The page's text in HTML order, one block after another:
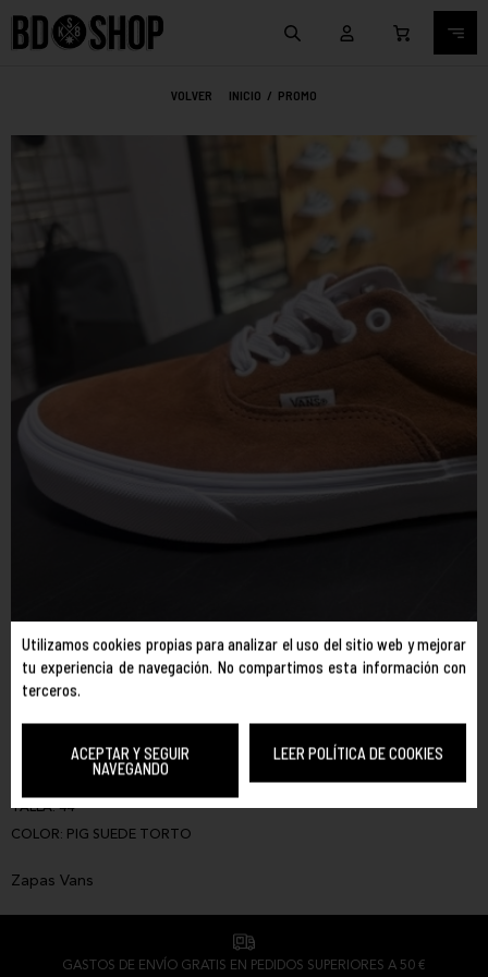
Utilizamos cookies propias para analizar el uso del sitio web y mejorar
tu experiencia de navegación. No compartimos esta información con
terceros.
ACEPTAR Y SEGUIR
NAVEGANDO
LEER POLÍTICA DE COOKIES
VOLVER INICIO / PROMO
ERA PIG SUEDE
REF. 196244827180
TALLA:44
COLOR: PIG SUEDE TORTO
Zapas Vans
GASTOS DE ENVÍO GRATIS EN PEDIDOS SUPERIORES A 50 €